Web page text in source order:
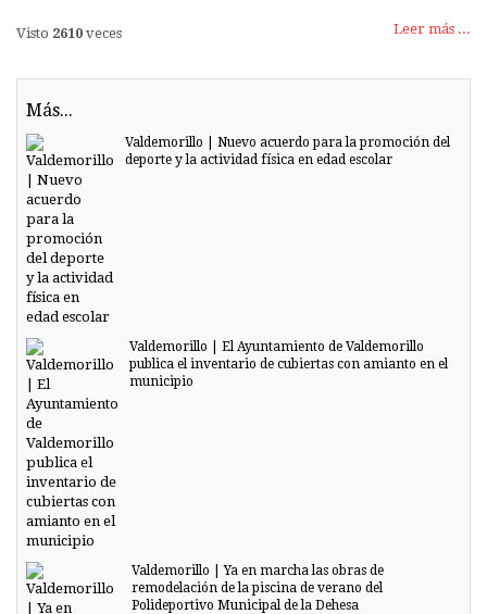
Leer más ...
Visto 2610 veces
Más...
Valdemorillo | Nuevo acuerdo para la promoción del
deporte y la actividad física en edad escolar
Valdemorillo | El Ayuntamiento de Valdemorillo
publica el inventario de cubiertas con amianto en el
municipio
Valdemorillo | Ya en marcha las obras de
remodelación de la piscina de verano del
Polideportivo Municipal de la Dehesa